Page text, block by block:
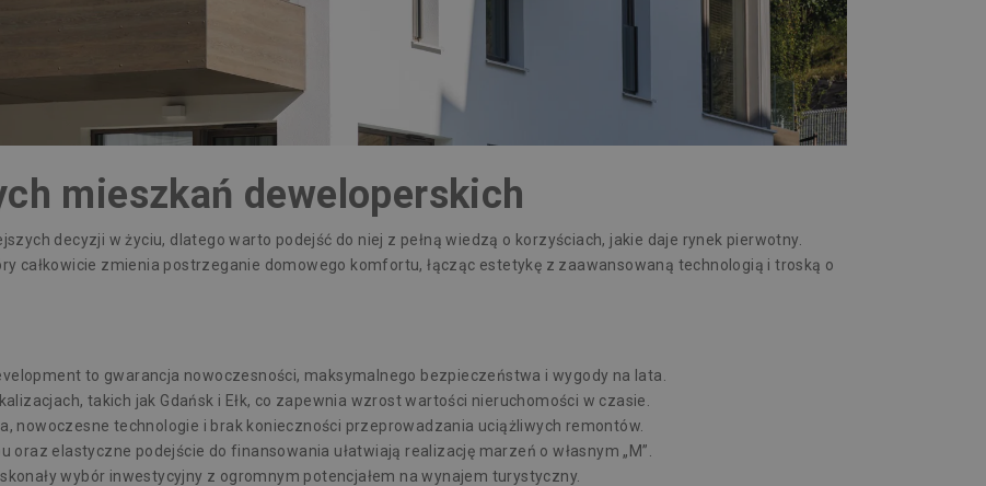
mieszkań deweloperskich
decyzji w życiu, dlatego warto podejść do niej z pełną wiedzą o korzyściach, jakie daje rynek pierwotny
całkowicie zmienia postrzeganie domowego komfortu, łącząc estetykę z zaawansowaną technologią i troską o
to gwarancja nowoczesności, maksymalnego bezpieczeństwa i wygody na lata.
takich jak Gdańsk i Ełk, co zapewnia wzrost wartości nieruchomości w czasie.
nowoczesne technologie i brak konieczności przeprowadzania uciążliwych remontów.
elastyczne podejście do finansowania ułatwiają realizację marzeń o własnym „M”.
wybór inwestycyjny z ogromnym potencjałem na wynajem turystyczny.